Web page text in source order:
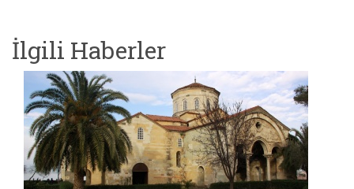
İlgili Haberler